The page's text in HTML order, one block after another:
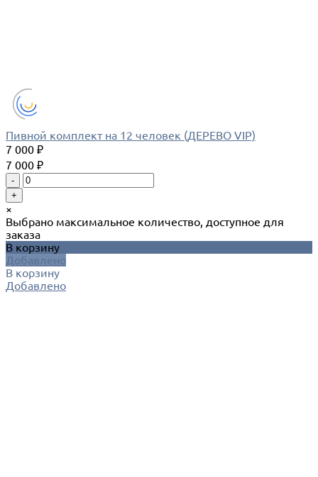
Пивной комплект на 12 человек (ДЕРЕВО VIP)
7 000 ₽
7 000 ₽
-
+
×
Выбрано максимальное количество, доступное для
заказа
В корзину
Добавлено
В корзину
Добавлено